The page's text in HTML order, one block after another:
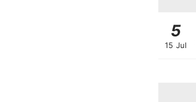
5
15 Jul